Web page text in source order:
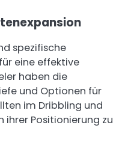
spezifische
eine effektive
haben die
und Optionen für
im Dribbling und
ihrer Positionierung zu